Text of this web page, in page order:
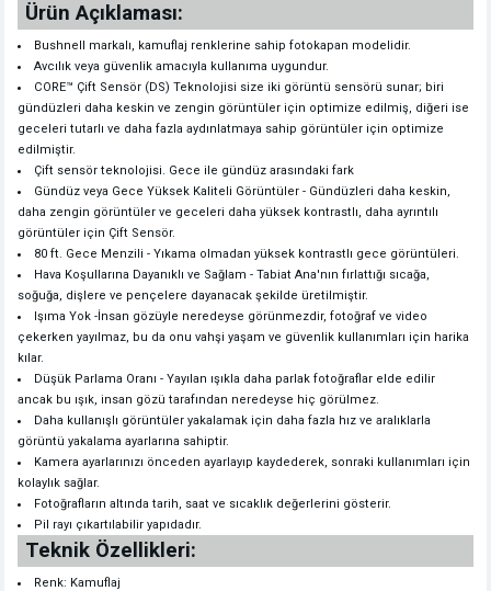
Ürün Açıklaması:
Bushnell markalı, kamuflaj renklerine sahip fotokapan modelidir.
Avcılık veya güvenlik amacıyla kullanıma uygundur.
CORE™ Çift Sensör (DS) Teknolojisi size iki görüntü sensörü sunar; biri
gündüzleri daha keskin ve zengin görüntüler için optimize edilmiş, diğeri ise
geceleri tutarlı ve daha fazla aydınlatmaya sahip görüntüler için optimize
edilmiştir.
Çift sensör teknolojisi. Gece ile gündüz arasındaki fark
Gündüz veya Gece Yüksek Kaliteli Görüntüler - Gündüzleri daha keskin,
daha zengin görüntüler ve geceleri daha yüksek kontrastlı, daha ayrıntılı
görüntüler için Çift Sensör.
80 ft. Gece Menzili - Yıkama olmadan yüksek kontrastlı gece görüntüleri.
Hava Koşullarına Dayanıklı ve Sağlam - Tabiat Ana'nın fırlattığı sıcağa,
soğuğa, dişlere ve pençelere dayanacak şekilde üretilmiştir.
Işıma Yok -İnsan gözüyle neredeyse görünmezdir, fotoğraf ve video
çekerken yayılmaz, bu da onu vahşi yaşam ve güvenlik kullanımları için harika
kılar.
Düşük Parlama Oranı - Yayılan ışıkla daha parlak fotoğraflar elde edilir
ancak bu ışık, insan gözü tarafından neredeyse hiç görülmez.
Daha kullanışlı görüntüler yakalamak için daha fazla hız ve aralıklarla
görüntü yakalama ayarlarına sahiptir.
Kamera ayarlarınızı önceden ayarlayıp kaydederek, sonraki kullanımları için
kolaylık sağlar.
Fotoğrafların altında tarih, saat ve sıcaklık değerlerini gösterir.
Pil rayı çıkartılabilir yapıdadır.
Teknik Özellikleri:
Renk: Kamuflaj